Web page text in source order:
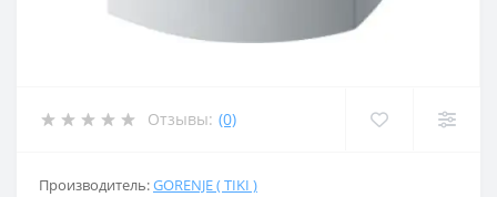
Отзывы: (0)
Производитель:GORENJE ( TIKI )